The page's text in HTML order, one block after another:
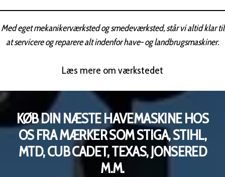
Med eget mekanikerværksted og smedeværksted, står vi altid klar til
at servicere og reparere alt indenfor have- og landbrugsmaskiner.
Læs mere om værkstedet
KØB DIN NÆSTE HAVEMASKINE HOS
OS FRA MÆRKER SOM STIGA, STIHL,
MTD, CUB CADET, TEXAS, JONSERED
M.M.